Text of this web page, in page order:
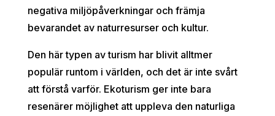
negativa miljöpåverkningar och främja
bevarandet av naturresurser och kultur.
Den här typen av turism har blivit alltmer
populär runtom i världen, och det är inte svårt
att förstå varför. Ekoturism ger inte bara
resenärer möjlighet att uppleva den naturliga